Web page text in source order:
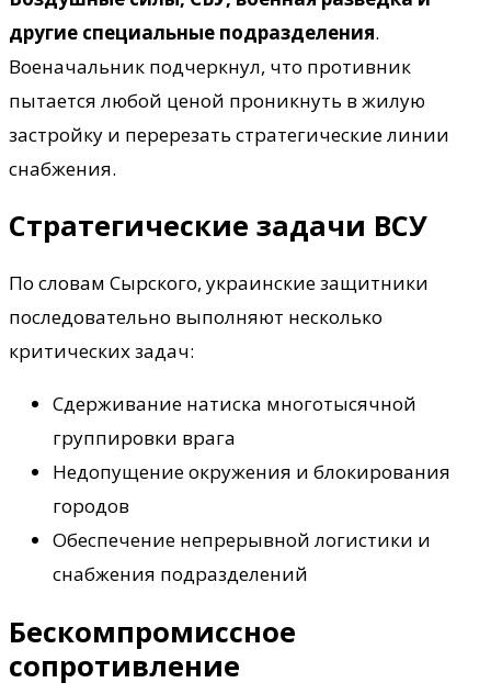
другие специальные подразделения.
Военачальник подчеркнул, что противник
пытается любой ценой проникнуть в жилую
застройку и перерезать стратегические линии
снабжения.
Стратегические задачи ВСУ
По словам Сырского, украинские защитники
последовательно выполняют несколько
критических задач:
Сдерживание натиска многотысячной
группировки врага
Недопущение окружения и блокирования
городов
Обеспечение непрерывной логистики и
снабжения подразделений
Бескомпромиссное
сопротивление